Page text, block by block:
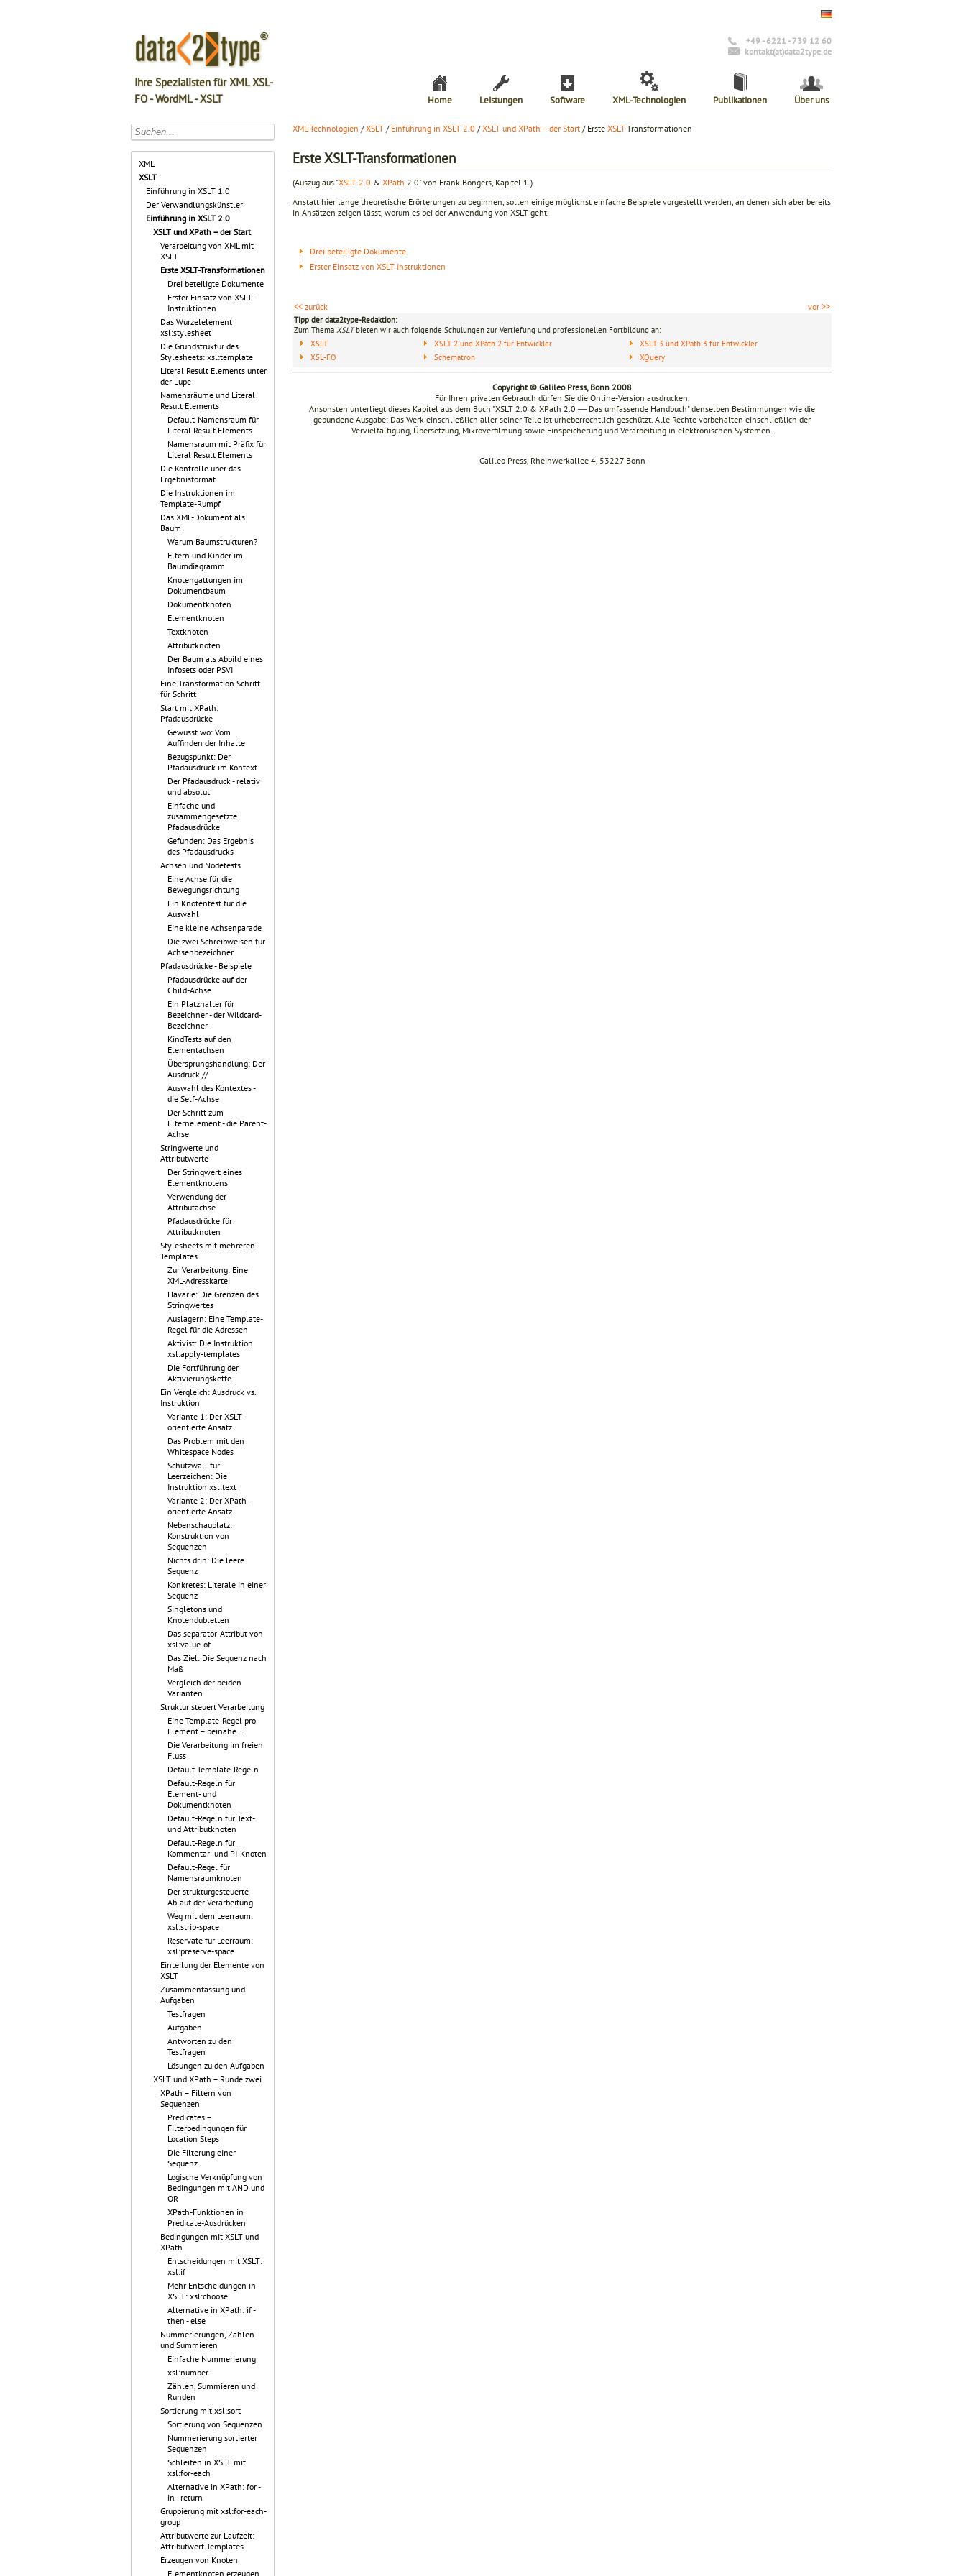
Ihre Spezialisten für XML XSL-
FO - WordML - XSLT
+49 - 6221 - 739 12 60
kontakt(at)data2type.de
Home Leistungen Software XML-Technologien Publikationen Über uns
XML
XSLT
Einführung in XSLT 1.0
Der Verwandlungskünstler
Einführung in XSLT 2.0
XSLT und XPath – der Start
Verarbeitung von XML mit
XSLT
Erste XSLT-Transformationen
Drei beteiligte Dokumente
Erster Einsatz von XSLT-
Instruktionen
Das Wurzelelement
xsl:stylesheet
Die Grundstruktur des
Stylesheets: xsl:template
Literal Result Elements unter
der Lupe
Namensräume und Literal
Result Elements
Default-Namensraum für
Literal Result Elements
Namensraum mit Präfix für
Literal Result Elements
Die Kontrolle über das
Ergebnisformat
Die Instruktionen im
Template-Rumpf
Das XML-Dokument als
Baum
Warum Baumstrukturen?
Eltern und Kinder im
Baumdiagramm
Knotengattungen im
Dokumentbaum
Dokumentknoten
Elementknoten
Textknoten
Attributknoten
Der Baum als Abbild eines
Infosets oder PSVI
Eine Transformation Schritt
für Schritt
Start mit XPath:
Pfadausdrücke
Gewusst wo: Vom
Auffinden der Inhalte
Bezugspunkt: Der
Pfadausdruck im Kontext
Der Pfadausdruck - relativ
und absolut
Einfache und
zusammengesetzte
Pfadausdrücke
Gefunden: Das Ergebnis
des Pfadausdrucks
Achsen und Nodetests
Eine Achse für die
Bewegungsrichtung
Ein Knotentest für die
Auswahl
Eine kleine Achsenparade
Die zwei Schreibweisen für
Achsenbezeichner
Pfadausdrücke - Beispiele
Pfadausdrücke auf der
Child-Achse
Ein Platzhalter für
Bezeichner - der Wildcard-
Bezeichner
KindTests auf den
Elementachsen
Übersprungshandlung: Der
Ausdruck //
Auswahl des Kontextes -
die Self-Achse
Der Schritt zum
Elternelement - die Parent-
Achse
Stringwerte und
Attributwerte
Der Stringwert eines
Elementknotens
Verwendung der
Attributachse
Pfadausdrücke für
Attributknoten
Stylesheets mit mehreren
Templates
Zur Verarbeitung: Eine
XML-Adresskartei
Havarie: Die Grenzen des
Stringwertes
Auslagern: Eine Template-
Regel für die Adressen
Aktivist: Die Instruktion
xsl:apply-templates
Die Fortführung der
Aktivierungskette
Ein Vergleich: Ausdruck vs.
Instruktion
Variante 1: Der XSLT-
orientierte Ansatz
Das Problem mit den
Whitespace Nodes
Schutzwall für
Leerzeichen: Die
Instruktion xsl:text
Variante 2: Der XPath-
orientierte Ansatz
Nebenschauplatz:
Konstruktion von
Sequenzen
Nichts drin: Die leere
Sequenz
Konkretes: Literale in einer
Sequenz
Singletons und
Knotendubletten
Das separator-Attribut von
xsl:value-of
Das Ziel: Die Sequenz nach
Maß
Vergleich der beiden
Varianten
Struktur steuert Verarbeitung
Eine Template-Regel pro
Element – beinahe ...
Die Verarbeitung im freien
Fluss
Default-Template-Regeln
Default-Regeln für
Element- und
Dokumentknoten
Default-Regeln für Text-
und Attributknoten
Default-Regeln für
Kommentar- und PI-Knoten
Default-Regel für
Namensraumknoten
Der strukturgesteuerte
Ablauf der Verarbeitung
Weg mit dem Leerraum:
xsl:strip-space
Reservate für Leerraum:
xsl:preserve-space
Einteilung der Elemente von
XSLT
Zusammenfassung und
Aufgaben
Testfragen
Aufgaben
Antworten zu den
Testfragen
Lösungen zu den Aufgaben
XSLT und XPath – Runde zwei
XPath – Filtern von
Sequenzen
Predicates –
Filterbedingungen für
Location Steps
Die Filterung einer
Sequenz
Logische Verknüpfung von
Bedingungen mit AND und
OR
XPath-Funktionen in
Predicate-Ausdrücken
Bedingungen mit XSLT und
XPath
Entscheidungen mit XSLT:
xsl:if
Mehr Entscheidungen in
XSLT: xsl:choose
Alternative in XPath: if -
then - else
Nummerierungen, Zählen
und Summieren
Einfache Nummerierung
xsl:number
Zählen, Summieren und
Runden
Sortierung mit xsl:sort
Sortierung von Sequenzen
Nummerierung sortierter
Sequenzen
Schleifen in XSLT mit
xsl:for-each
Alternative in XPath: for -
in - return
Gruppierung mit xsl:for-each-
group
Attributwerte zur Laufzeit:
Attributwert-Templates
Erzeugen von Knoten
Elementknoten erzeugen
XML-Technologien /XSLT / Einführung in XSLT 2.0 /XSLT und XPath – der Start / Erste XSLT-Transformationen
Erste XSLT-Transformationen
(Auszug aus "XSLT 2.0 & XPath 2.0" von Frank Bongers, Kapitel 1.)
Anstatt hier lange theoretische Erörterungen zu beginnen, sollen einige mög­lichst einfache Beispiele vorgestellt werden, an denen sich aber bereits
in Ansätzen zeigen lässt, worum es bei der Anwendung von XSLT geht.
Drei beteiligte Dokumente
Erster Einsatz von XSLT-Instruktionen
<< zurück vor >>
Tipp der data2type-Redaktion:
Zum Thema XSLTbieten wir auch folgende Schulungen zur Vertiefung und professionellen Fortbildung an:
XSLT
XSL-FO
XSLT 2 und XPath 2 für Entwickler
Schematron
XSLT 3 und XPath 3 für Entwickler
XQuery
Copyright © Galileo Press, Bonn 2008
Für Ihren privaten Gebrauch dürfen Sie die Online-Version ausdrucken.
Ansonsten unterliegt dieses Kapitel aus dem Buch "XSLT 2.0 & XPath 2.0 ― Das umfassende Handbuch" denselben Bestimmungen wie die
gebundene Ausgabe: Das Werk einschließlich aller seiner Teile ist urheberrechtlich geschützt. Alle Rechte vorbehalten einschließlich der
Vervielfältigung, Übersetzung, Mikroverfilmung sowie Einspeicherung und Verarbeitung in elektronischen Systemen.
Galileo Press, Rheinwerkallee 4, 53227 Bonn